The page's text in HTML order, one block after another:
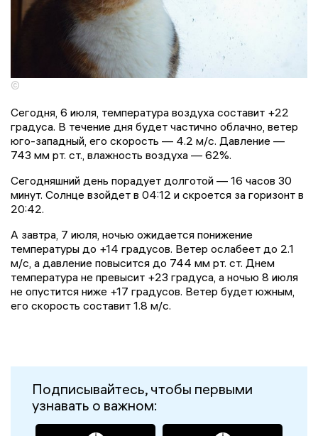
©
Сегодня, 6 июля, температура воздуха составит +22
градуса. В течение дня будет частично облачно, ветер
юго-западный, его скорость — 4.2 м/с. Давление —
743 мм рт. ст., влажность воздуха — 62%.
Сегодняшний день порадует долготой — 16 часов 30
минут. Солнце взойдет в 04:12 и скроется за горизонт в
20:42.
А завтра, 7 июля, ночью ожидается понижение
температуры до +14 градусов. Ветер ослабеет до 2.1
м/с, а давление повысится до 744 мм рт. ст. Днем
температура не превысит +23 градуса, а ночью 8 июля
не опустится ниже +17 градусов. Ветер будет южным,
его скорость составит 1.8 м/с.
Подписывайтесь, чтобы первыми
узнавать о важном: